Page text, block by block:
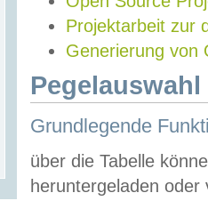
Projektarbeit zur
Generierung von
Grundlegende
über die Tabelle
heruntergeladen oder